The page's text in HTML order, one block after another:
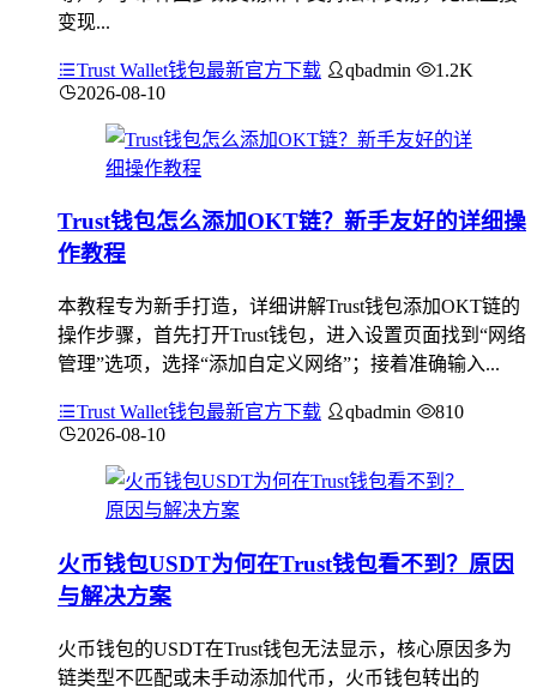
变现...
Trust Wallet钱包最新官方下载 qbadmin
1.2K
2026-08-10
Trust钱包怎么添加OKT链？新手友好的详细操
作教程
本教程专为新手打造，详细讲解Trust钱包添加OKT链的
操作步骤，首先打开Trust钱包，进入设置页面找到“网络
管理”选项，选择“添加自定义网络”；接着准确输入...
Trust Wallet钱包最新官方下载 qbadmin
810
2026-08-10
火币钱包USDT为何在Trust钱包看不到？原因
与解决方案
火币钱包的USDT在Trust钱包无法显示，核心原因多为
链类型不匹配或未手动添加代币，火币钱包转出的